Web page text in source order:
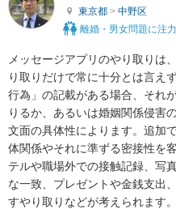
東京都 > 中野区
離婚・男女問題に注
メッセージアプリのやり取りは
り取りだけで常に十分とは言え
行為」の記載がある場合、それ
りるか、あるいは婚姻関係侵害
文面の具体性によります。追加
体関係やそれに準ずる密接性を
テルや職場外での接触記録、写
な一致、プレゼントや金銭支出
すやり取りなどが考えられます。